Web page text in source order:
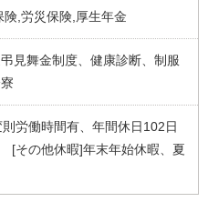
険,労災保険,厚生年金
見舞金制度、健康診断、制服
労働時間有、年間休日102日
[その他休暇]年末年始休暇、夏